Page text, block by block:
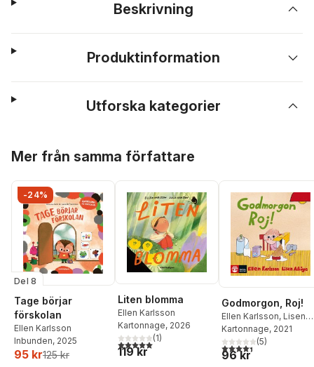
Beskrivning
Produktinformation
Utforska kategorier
Mer från samma författare
-24%
Del 8
Tage börjar
förskolan
Ellen Karlsson
Inbunden, 2025
95 kr125 kr
Liten blomma
Ellen Karlsson
Kartonnage, 2026
5,0utav 5 stjärnor. Totalt antal röster:
(1)
119 kr
Godmorgon, Roj!
Ellen Karlsson, Lisen
Adbåge
Kartonnage, 2021
4,4utav 5 stjärnor.
(5)
96 kr